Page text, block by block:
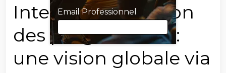
Email Professionnel
Email Professionnel
Internationalisation
des programmes :
une vision globale via